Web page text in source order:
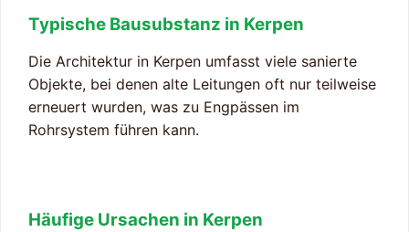
Typische Bausubstanz in Kerpen
Die Architektur in Kerpen umfasst viele sanierte
Objekte, bei denen alte Leitungen oft nur teilweise
erneuert wurden, was zu Engpässen im
Rohrsystem führen kann.
Häufige Ursachen in Kerpen